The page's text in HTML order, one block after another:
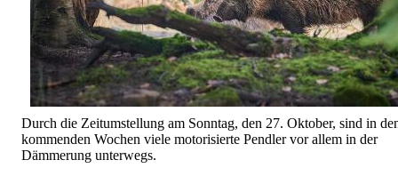
Durch die Zeitumstellung am Sonntag, den 27. Oktober, sind in
kommenden Wochen viele motorisierte Pendler vor allem in der
Dämmerung unterwegs.